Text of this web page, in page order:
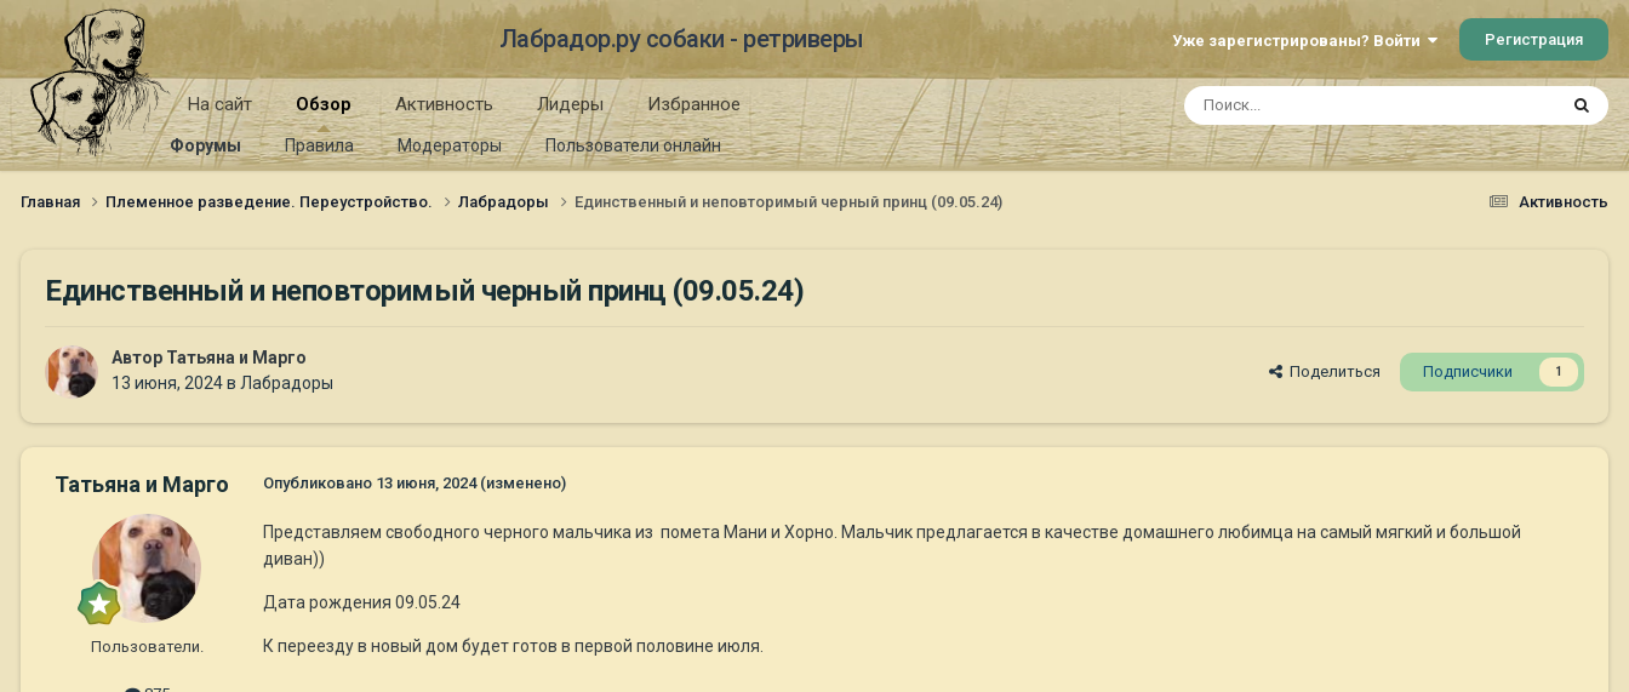
Лабрадор.ру собаки - ретриверы Уже зарегистрированы? Войти Регистрация
На сайт Обзор
Форумы Правила Модераторы Пользователи онлайн
Активность Лидеры Избранное
Активность
Главная Племенное разведение. Переустройство. Лабрадоры Единственный и неповторимый черный принц (09.05.24)
Единственный и неповторимый черный принц (09.05.24)
Автор Татьяна и Марго
13 июня, 2024в Лабрадоры
Поделиться Подписчики 1
Татьяна и Марго
Пользователи.
Опубликовано 13 июня, 2024 (изменено)
Представляем свободного черного мальчика из помета Мани и Хорно. Мальчик предлагается в качестве домашнего любимца на самый мягкий и большой
диван))
Дата рождения 09.05.24
К переезду в новый дом будет готов в первой половине июля.